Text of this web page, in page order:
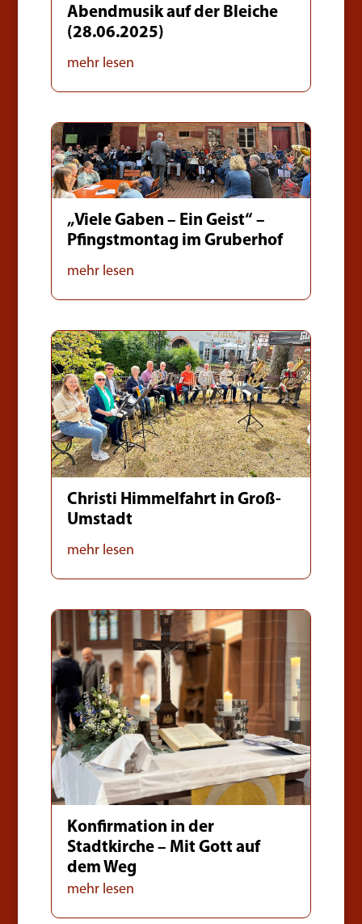
Abendmusik auf der Bleiche
(28.06.2025)
mehr lesen
„Viele Gaben – Ein Geist“ –
Pfingstmontag im Gruberhof
mehr lesen
Christi Himmelfahrt in Groß-
Umstadt
mehr lesen
Konfirmation in der
Stadtkirche – Mit Gott auf
dem Weg
mehr lesen